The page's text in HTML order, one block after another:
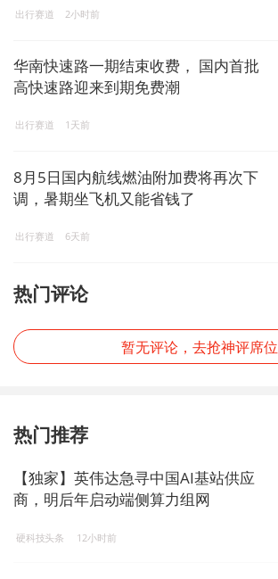
出行赛道 2小时前
华南快速路一期结束收费， 国内首批
高快速路迎来到期免费潮
出行赛道 1天前
8月5日国内航线燃油附加费将再次下
调，暑期坐飞机又能省钱了
出行赛道 6天前
热门评论
暂无评论，去抢神评席位
热门推荐
【独家】英伟达急寻中国AI基站供应
商，明后年启动端侧算力组网
硬科技头条 12小时前